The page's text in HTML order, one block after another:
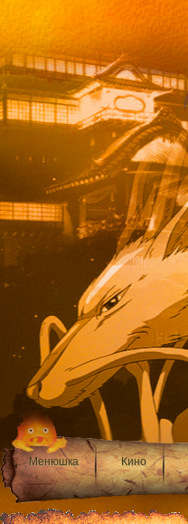
Менюшка Кино